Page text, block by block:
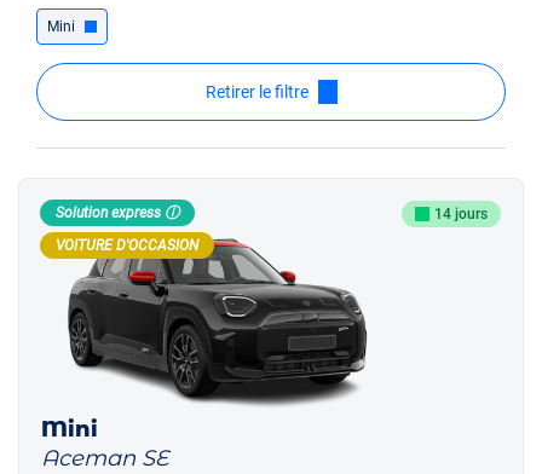
Mini
Retirer le filtre
Solution express ⓘ
VOITURE D'OCCASION
14 jours
Mini
Aceman SE